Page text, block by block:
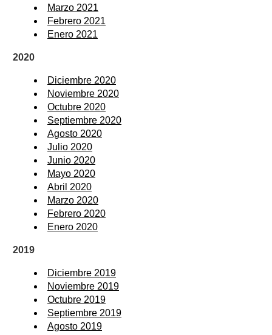
Marzo 2021
Febrero 2021
Enero 2021
2020
Diciembre 2020
Noviembre 2020
Octubre 2020
Septiembre 2020
Agosto 2020
Julio 2020
Junio 2020
Mayo 2020
Abril 2020
Marzo 2020
Febrero 2020
Enero 2020
2019
Diciembre 2019
Noviembre 2019
Octubre 2019
Septiembre 2019
Agosto 2019